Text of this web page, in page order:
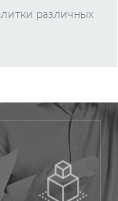
различных